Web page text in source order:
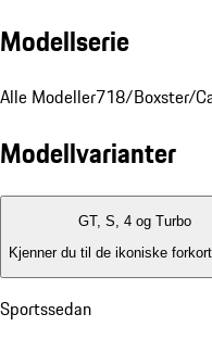
Modellserie
Alle Modeller718/Boxster/
Modellvarianter
GT, S, 4 og Turbo
Kjenner du til de ikoniske
Sportssedan